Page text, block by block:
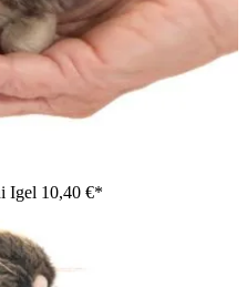
Igel 10,40 €*